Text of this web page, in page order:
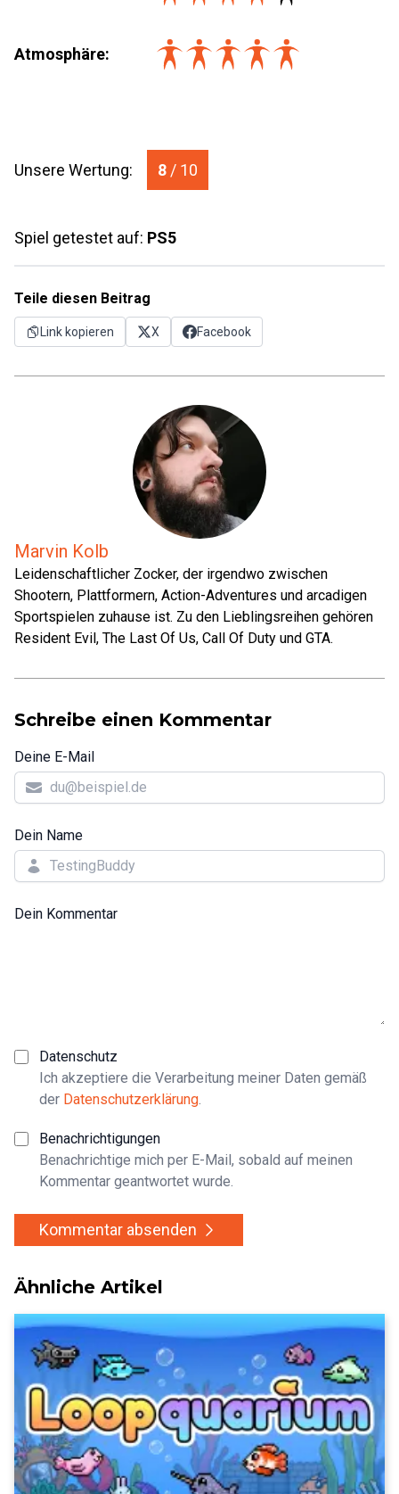
Atmosphäre:
Unsere Wertung: 8 / 10
Spiel getestet auf: PS5
Teile diesen Beitrag
Link kopieren X Facebook
Marvin Kolb
Leidenschaftlicher Zocker, der irgendwo zwischen
Shootern, Plattformern, Action-Adventures und arcadigen
Sportspielen zuhause ist. Zu den Lieblingsreihen gehören
Resident Evil, The Last Of Us, Call Of Duty und GTA.
Schreibe einen Kommentar
Deine E-Mail
Dein Name
Dein Kommentar
Datenschutz
Ich akzeptiere die Verarbeitung meiner Daten gemäß
der Datenschutzerklärung.
Benachrichtigungen
Benachrichtige mich per E-Mail, sobald auf meinen
Kommentar geantwortet wurde.
Kommentar absenden
Ähnliche Artikel